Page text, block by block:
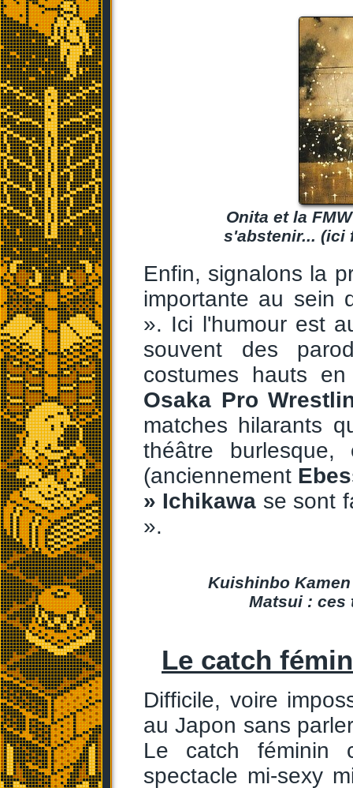
Onita et la
s'abstenir... (ici
Enfin, signalons la
importante au sein
». Ici l'humour est
souvent des
costumes hauts
Osaka Pro
matches hilarants
théâtre
(anciennement
» Ichikawa se sont
».
Kuishinbo
Matsui : ces
Le catch
Difficile, voire
au Japon sans
Le catch féminin
spectacle mi-sexy